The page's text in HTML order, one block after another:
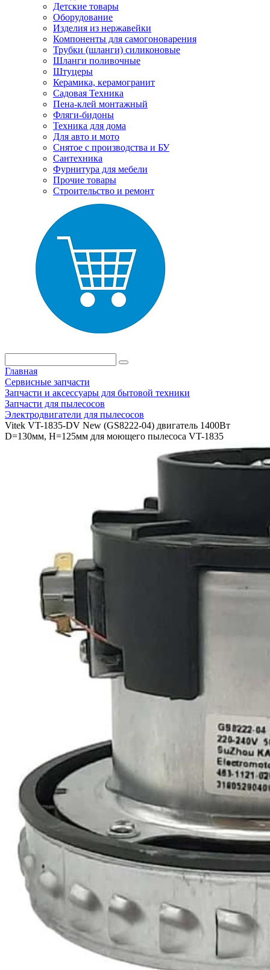
Детские товары
Оборудование
Изделия из нержавейки
Компоненты для самогоноварения
Трубки (шланги) силиконовые
Шланги поливочные
Штуцеры
Керамика, керамогранит
Садовая Техника
Пена-клей монтажный
Фляги-бидоны
Техника для дома
Для авто и мото
Снятое с производства и БУ
Сантехника
Фурнитура для мебели
Прочие товары
Строительство и ремонт
Главная
Сервисные запчасти
Запчасти и аксессуары для бытовой техники
Запчасти для пылесосов
Электродвигатели для пылесосов
Vitek VT-1835-DV New (GS8222-04) двигатель 1400Вт
D=130мм, H=125мм для моющего пылесоса VT-1835